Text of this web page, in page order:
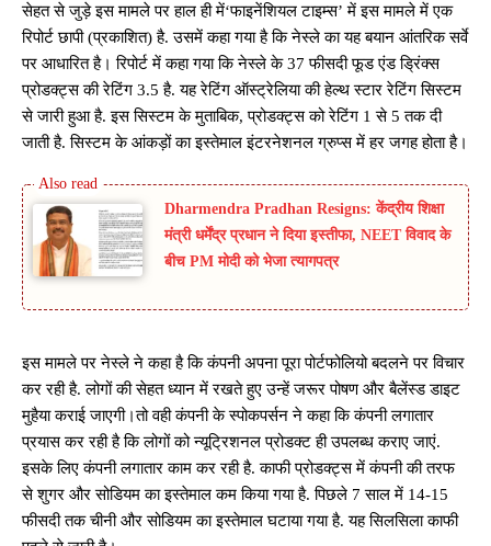
सेहत से जुड़े इस मामले पर हाल ही में‘फाइनेंशियल टाइम्स’ में इस मामले में एक
रिपोर्ट छापी (प्रकाशित) है. उसमें कहा गया है कि नेस्ले का यह बयान आंतरिक सर्वे
पर आधारित है। रिपोर्ट में कहा गया कि नेस्ले के 37 फीसदी फूड एंड ड्रिंक्स
प्रोडक्ट्स की रेटिंग 3.5 है. यह रेटिंग ऑस्ट्रेलिया की हेल्थ स्टार रेटिंग सिस्टम
से जारी हुआ है. इस सिस्टम के मुताबिक, प्रोडक्ट्स को रेटिंग 1 से 5 तक दी
जाती है. सिस्टम के आंकड़ों का इस्तेमाल इंटरनेशनल ग्रुप्स में हर जगह होता है।
Dharmendra Pradhan Resigns: केंद्रीय शिक्षा
मंत्री धर्मेंद्र प्रधान ने दिया इस्तीफा, NEET विवाद के
बीच PM मोदी को भेजा त्यागपत्र
इस मामले पर नेस्ले ने कहा है कि कंपनी अपना पूरा पोर्टफोलियो बदलने पर विचार
कर रही है. लोगों की सेहत ध्यान में रखते हुए उन्हें जरूर पोषण और बैलेंस्ड डाइट
मुहैया कराई जाएगी।तो वही कंपनी के स्पोकपर्सन ने कहा कि कंपनी लगातार
प्रयास कर रही है कि लोगों को न्यूट्रिशनल प्रोडक्ट ही उपलब्ध कराए जाएं.
इसके लिए कंपनी लगातार काम कर रही है. काफी प्रोडक्ट्स में कंपनी की तरफ
से शुगर और सोडियम का इस्तेमाल कम किया गया है. पिछले 7 साल में 14-15
फीसदी तक चीनी और सोडियम का इस्तेमाल घटाया गया है. यह सिलसिला काफी